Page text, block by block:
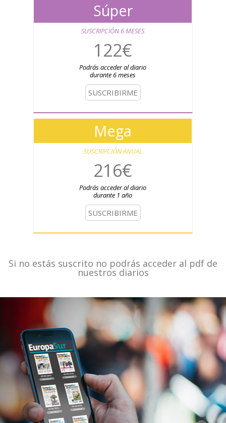
Súper
SUSCRIPCIÓN 6 MESES
122€
Podrás acceder al diario
durante 6 meses
SUSCRIBIRME
Mega
SUSCRIPCIÓN ANUAL
216€
Podrás acceder al diario
durante 1 año
SUSCRIBIRME
Si no estás suscrito no podrás acceder al pdf de
nuestros diarios